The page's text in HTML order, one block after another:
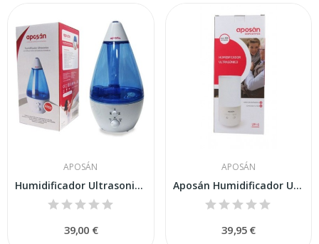
APOSÁN
Humidificador Ultrasonico Aposan
39,00 €
APOSÁN
Aposán Humidificador Ultrasónico UH-6 1ud
39,95 €